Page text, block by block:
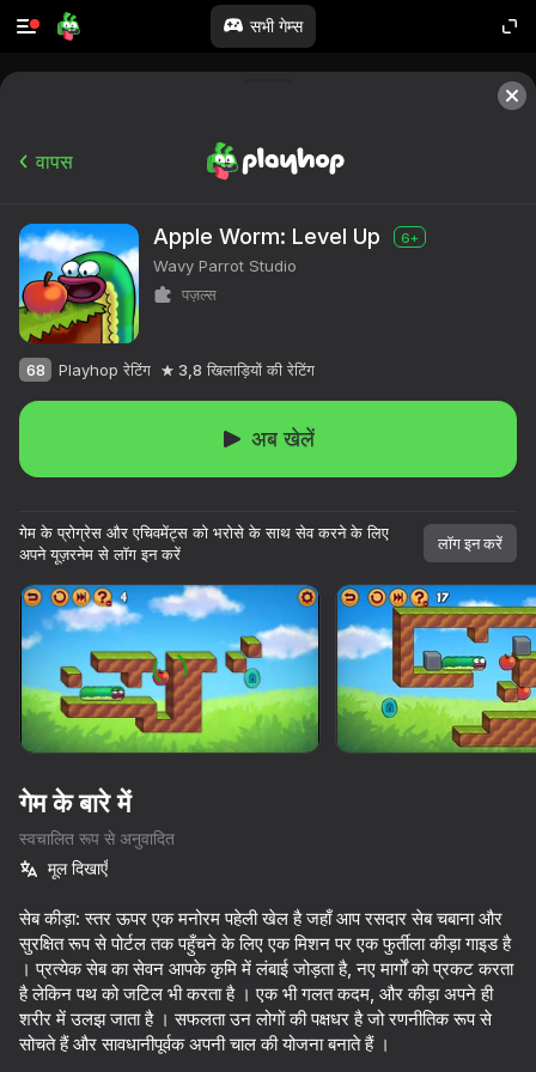
सभी गेम्स
डिवाइस घुमाएँ
यह गेम केवल लैंडस्केप
ओरिएंटेशन का समर्थन करता है
प्ले
We Become What We Behold
66
Inkly Arena
78
Parkour
75
67
वापस
Apple Worm: Level Up 6+
Wavy Parrot Studio
पज़ल्स
68 Playhop रेटिंग 3,8 खिलाड़ियों की रेटिंग
अब खेलें
गेम के प्रोग्रेस और एचिवमेंट्स को भरोसे के साथ सेव करने के लिए
अपने यूज़रनेम से लॉग इन करें
लॉग इन करें
गेम के बारे में
स्वचालित रूप से अनुवादित
मूल दिखाएँ
सेब कीड़ा: स्तर ऊपर एक मनोरम पहेली खेल है जहाँ आप रसदार सेब चबाना और
सुरक्षित रूप से पोर्टल तक पहुँचने के लिए एक मिशन पर एक फुर्तीला कीड़ा गाइड है
। प्रत्येक सेब का सेवन आपके कृमि में लंबाई जोड़ता है, नए मार्गों को प्रकट करता
है लेकिन पथ को जटिल भी करता है । एक भी गलत कदम, और कीड़ा अपने ही
शरीर में उलझ जाता है । सफलता उन लोगों की पक्षधर है जो रणनीतिक रूप से
सोचते हैं और सावधानीपूर्वक अपनी चाल की योजना बनाते हैं ।